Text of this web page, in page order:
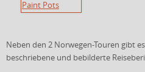
Neben den 2 Norwegen-Touren gibt
beschriebene und bebilderte